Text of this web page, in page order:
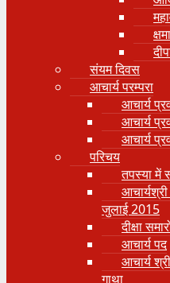
संयम दिवस
आचार्य परम्परा
आचार्य
आचार्य
आचार्य
परिचय
तपस्या में
जुलाई 2015
दीक्षा
आचार्य पद
आचार्य
गाथा